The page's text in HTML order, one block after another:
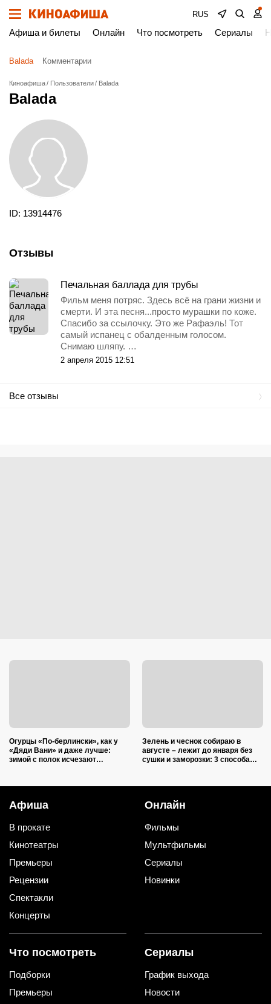
RUS
Афиша и билеты Онлайн Что посмотреть Сериалы
Balada Комментарии
Киноафиша Пользователи Balada
Balada
ID: 13914476
Отзывы
Печальная баллада для трубы
Фильм меня потряс. Здесь всё на грани жизни и
смерти. И эта песня...просто мурашки по коже.
Спасибо за ссылочку. Это же Рафаэль! Тот
самый испанец с обалденным голосом.
Снимаю шляпу. …
2 апреля 2015 12:51
Все отзывы
Огурцы «По-берлински», как у
«Дяди Вани» и даже лучше:
зимой с полок исчезают
Зелень и чеснок собираю в
августе – лежит до января без
сушки и заморозки: 3 способа
Афиша
В прокате
Кинотеатры
Премьеры
Рецензии
Спектакли
Концерты
Онлайн
Фильмы
Мультфильмы
Сериалы
Новинки
Что посмотреть
Подборки
Премьеры
Сериалы
График выхода
Новости